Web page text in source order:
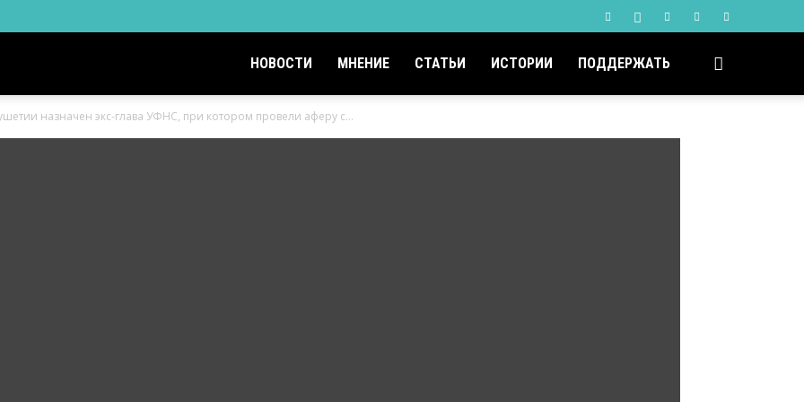
НОВОСТИ МНЕНИЕ СТАТЬИ ИСТОРИИ ПОДДЕРЖАТЬ
назначен экс-глава УФНС, при котором провели аферу с...